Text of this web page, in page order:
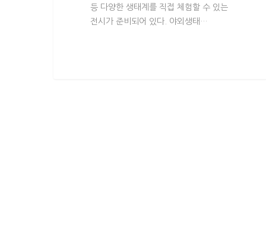
등 다양한 생태계를 직접 체험할 수 있는
전시가 준비되어 있다. 야외생태…